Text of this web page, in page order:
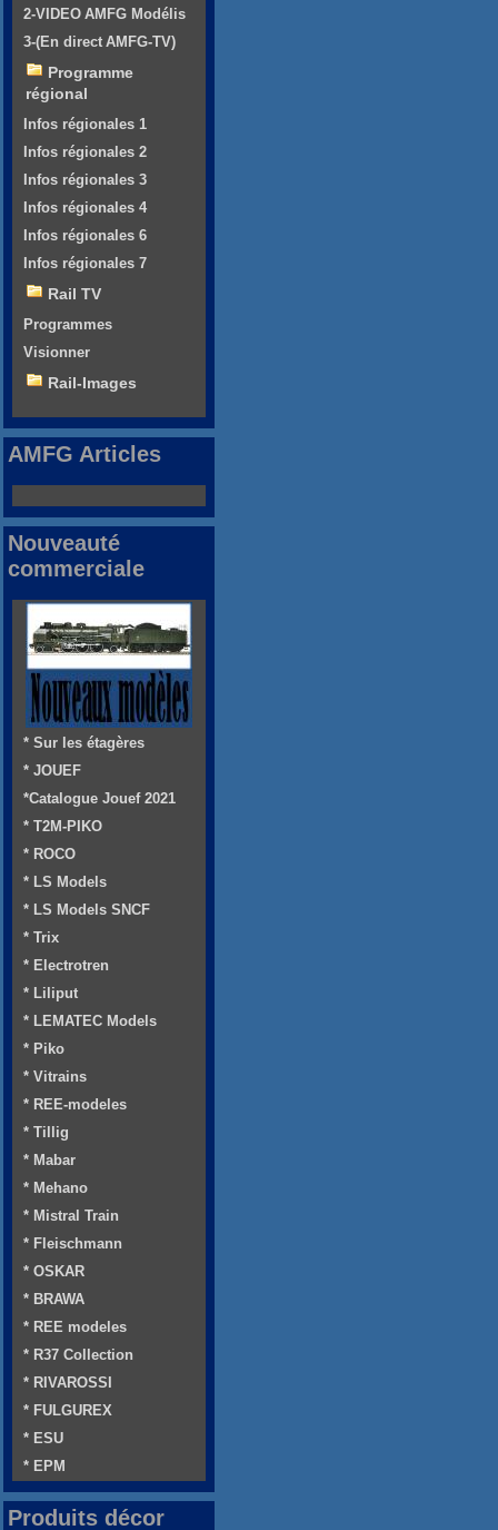
2-VIDEO AMFG Modélis
3-(En direct AMFG-TV)
Programme
régional
Infos régionales 1
Infos régionales 2
Infos régionales 3
Infos régionales 4
Infos régionales 6
Infos régionales 7
Rail TV
Programmes
Visionner
Rail-Images
AMFG Articles
Nouveauté
commerciale
* Sur les étagères
* JOUEF
*Catalogue Jouef 2021
* T2M-PIKO
* ROCO
* LS Models
* LS Models SNCF
* Trix
* Electrotren
* Liliput
* LEMATEC Models
* Piko
* Vitrains
* REE-modeles
* Tillig
* Mabar
* Mehano
* Mistral Train
* Fleischmann
* OSKAR
* BRAWA
* REE modeles
* R37 Collection
* RIVAROSSI
* FULGUREX
* ESU
* EPM
Produits décor